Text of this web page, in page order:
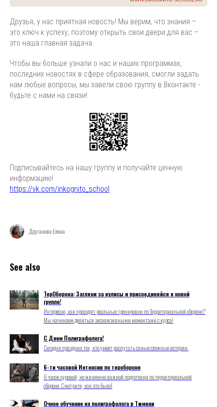
Друзья, у нас приятная новость! Мы верим, что знания –
это ключ к успеху, поэтому открыть свои двери для вас –
это наша главная задача.
Чтобы вы больше узнали о нас и наших программах,
последних новостях в сфере образования, смогли задать
нам любые вопросы, мы завели свою группу в Вконтакте -
будьте с нами на связи!
Подписывайтесь на нашу группу и получайте ценную
информацию!
https://vk.com/inkognito_school
Друганова Елена
See also
ТерОборона: Загляни за кулисы и присоединяйся к новой
группе!
Интересно, как проходят реальные тренировки по Территориальной обороне?
Мы начинаем делиться эксклюзивными моментами с курса!
С Днем Полиграфолога!
Сегодня праздник тех, кто умеет распутать самые сложные истории.
6-ти часовой Интенсив по теробороне
6 часов суровой, но жизненно важной подготовки по территориальной
обороне. Смотрите, как это было!
Очное обучение на полиграфолога в Тюмени